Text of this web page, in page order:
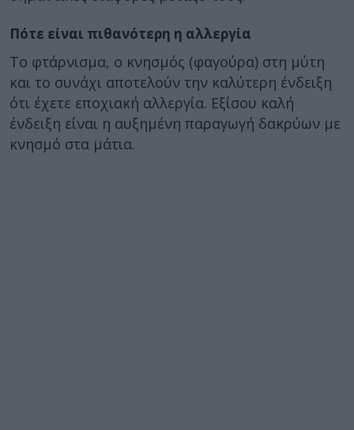
Πότε είναι πιθανότερη η αλλεργία
Το φτάρνισμα, ο κνησμός (φαγούρα) στη μύτη
και το συνάχι αποτελούν την καλύτερη ένδειξη
ότι έχετε εποχιακή αλλεργία. Εξίσου καλή
ένδειξη είναι η αυξημένη παραγωγή δακρύων με
κνησμό στα μάτια.